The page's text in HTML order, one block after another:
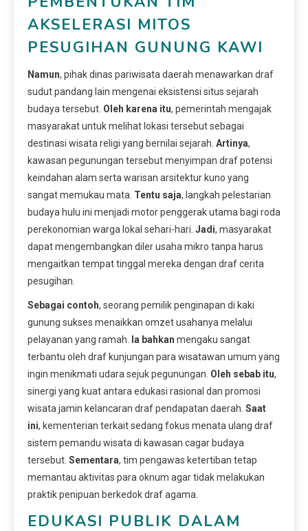
AKSELERASI MITOS
PESUGIHAN GUNUNG KAWI
Namun, pihak dinas pariwisata daerah menawarkan draf
sudut pandang lain mengenai eksistensi situs sejarah
budaya tersebut. Oleh karena itu, pemerintah mengajak
masyarakat untuk melihat lokasi tersebut sebagai
destinasi wisata religi yang bernilai sejarah. Artinya,
kawasan pegunungan tersebut menyimpan draf potensi
keindahan alam serta warisan arsitektur kuno yang
sangat memukau mata. Tentu saja, langkah pelestarian
budaya hulu ini menjadi motor penggerak utama bagi roda
perekonomian warga lokal sehari-hari. Jadi, masyarakat
dapat mengembangkan diler usaha mikro tanpa harus
mengaitkan tempat tinggal mereka dengan draf cerita
pesugihan.
Sebagai contoh, seorang pemilik penginapan di kaki
gunung sukses menaikkan omzet usahanya melalui
pelayanan yang ramah. Ia bahkan mengaku sangat
terbantu oleh draf kunjungan para wisatawan umum yang
ingin menikmati udara sejuk pegunungan. Oleh sebab itu,
sinergi yang kuat antara edukasi rasional dan promosi
wisata jamin kelancaran draf pendapatan daerah. Saat
ini, kementerian terkait sedang fokus menata ulang draf
sistem pemandu wisata di kawasan cagar budaya
tersebut. Sementara, tim pengawas ketertiban tetap
memantau aktivitas para oknum agar tidak melakukan
praktik penipuan berkedok draf agama.
EDUKASI PUBLIK DALAM